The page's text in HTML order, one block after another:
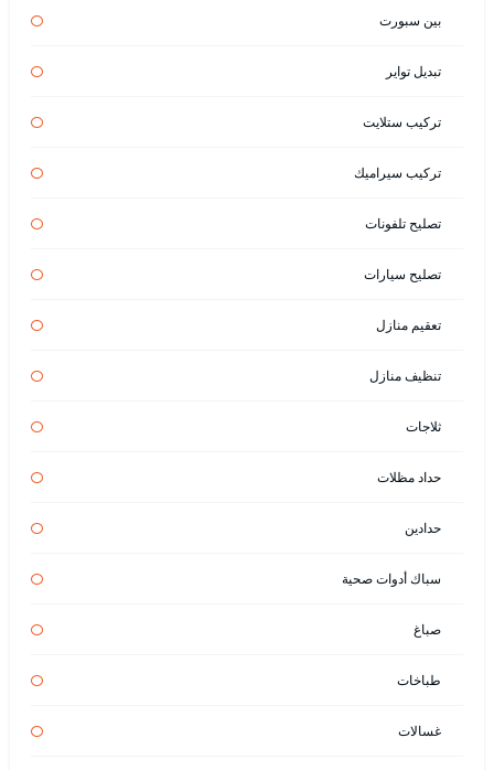
بين سبورت
تبديل تواير
تركيب ستلايت
تركيب سيراميك
تصليح تلفونات
تصليح سيارات
تعقيم منازل
تنظيف منازل
ثلاجات
حداد مظلات
حدادين
سباك أدوات صحية
صباغ
طباخات
غسالات